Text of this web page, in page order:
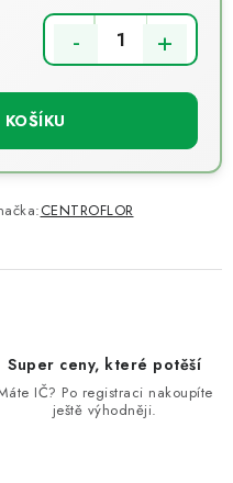
CENTROFLOR
Super ceny, které potěší
IČ? Po registraci nakoupíte
ještě výhodněji.